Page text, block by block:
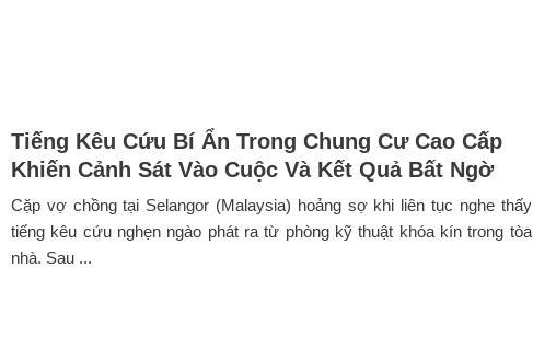
Tiếng Kêu Cứu Bí Ẩn Trong Chung Cư Cao Cấp
Khiến Cảnh Sát Vào Cuộc Và Kết Quả Bất Ngờ
Cặp vợ chồng tại Selangor (Malaysia) hoảng sợ khi liên tục nghe thấy
tiếng kêu cứu nghẹn ngào phát ra từ phòng kỹ thuật khóa kín trong tòa
nhà. Sau ...